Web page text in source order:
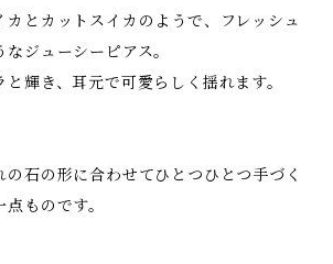
カとカットスイカのようで、フレッシュ
ジューシーピアス。
輝き、耳元で可愛らしく揺れます。
石の形に合わせてひとつひとつ手づく
ものです。